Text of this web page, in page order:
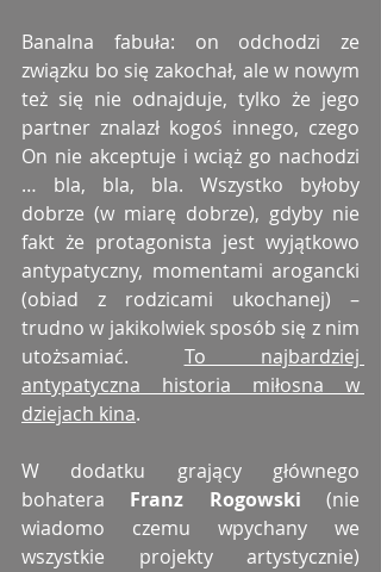
Banalna fabuła: on odchodzi ze
związku bo się zakochał, ale w nowym
też się nie odnajduje, tylko że jego
partner znalazł kogoś innego, czego
On nie akceptuje i wciąż go nachodzi
… bla, bla, bla. Wszystko byłoby
dobrze (w miarę dobrze), gdyby nie
fakt że protagonista jest wyjątkowo
antypatyczny, momentami arogancki
(obiad z rodzicami ukochanej) –
trudno w jakikolwiek sposób się z nim
utożsamiać. To najbardziej
antypatyczna historia miłosna w
dziejach kina.
W dodatku grający głównego
bohatera Franz Rogowski (nie
wiadomo czemu wpychany we
wszystkie projekty artystycznie)